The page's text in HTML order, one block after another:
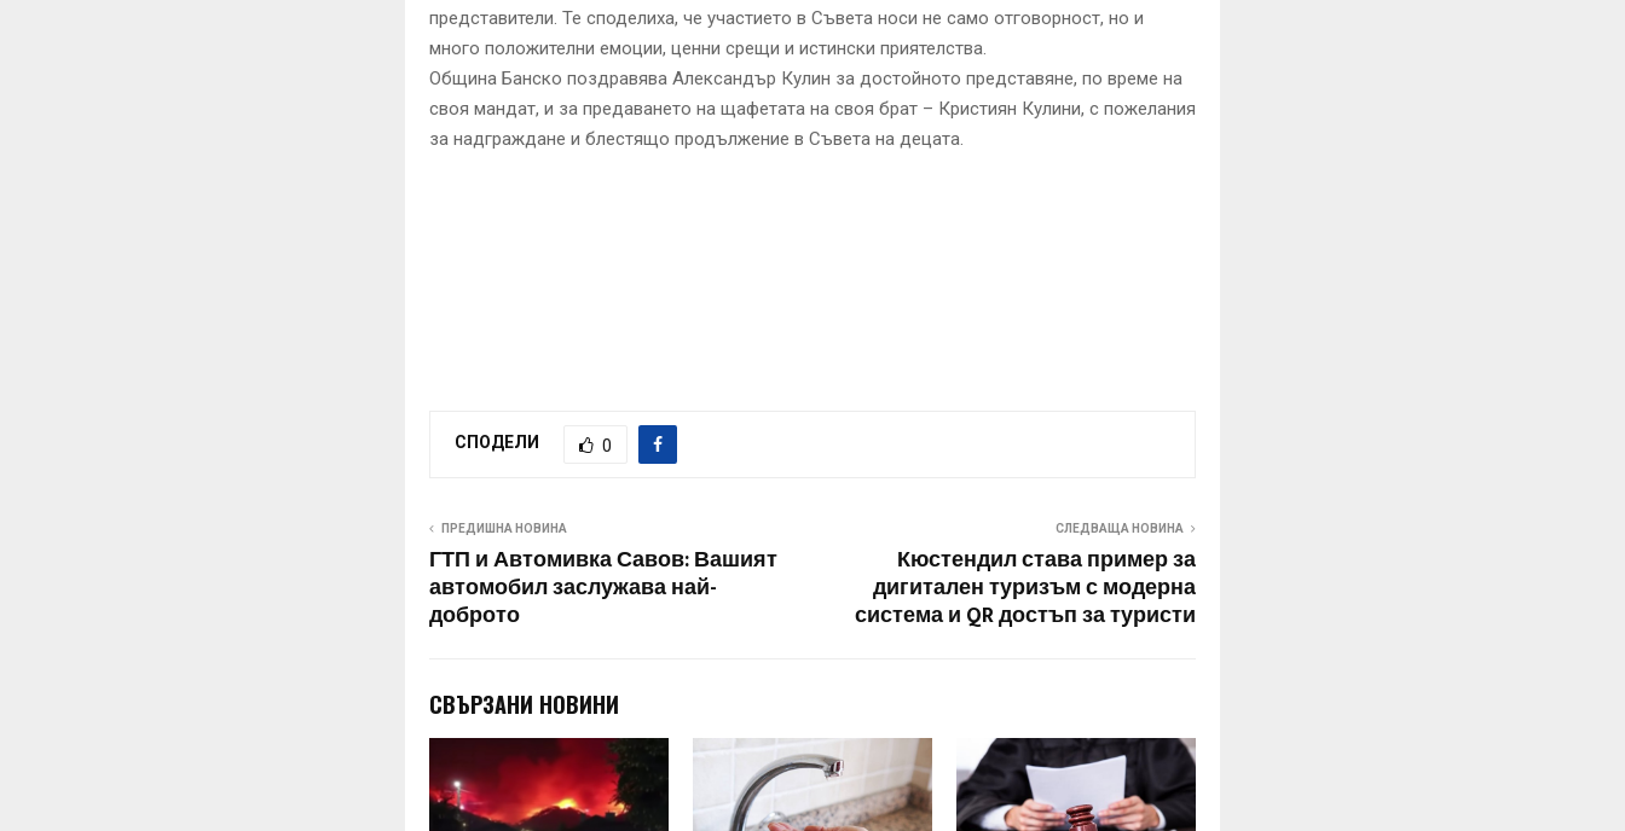
представители. Те споделиха, че участието в Съвета носи не само отговорност, но и
много положителни емоции, ценни срещи и истински приятелства.
Община Банско поздравява Александър Кулин за достойното представяне, по време на
своя мандат, и за предаването на щафетата на своя брат – Кристиян Кулини, с пожелания
за надграждане и блестящо продължение в Съвета на децата.
СПОДЕЛИ 0
ПРЕДИШНА НОВИНА
ГТП и Автомивка Савов: Вашият
автомобил заслужава най-
доброто
СЛЕДВАЩА НОВИНА
Кюстендил става пример за
дигитален туризъм с модерна
система и QR достъп за туристи
СВЪРЗАНИ НОВИНИ